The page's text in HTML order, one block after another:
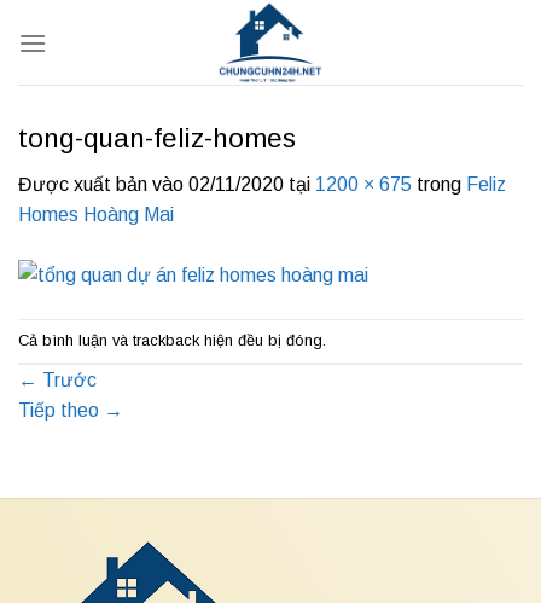
qua
tong-quan-feliz-homes
Được xuất bản vào 02/11/2020 tại 1200 × 675 trong Feliz
Homes Hoàng Mai
Cả bình luận và trackback hiện đều bị đóng.
← Trước
Tiếp theo →